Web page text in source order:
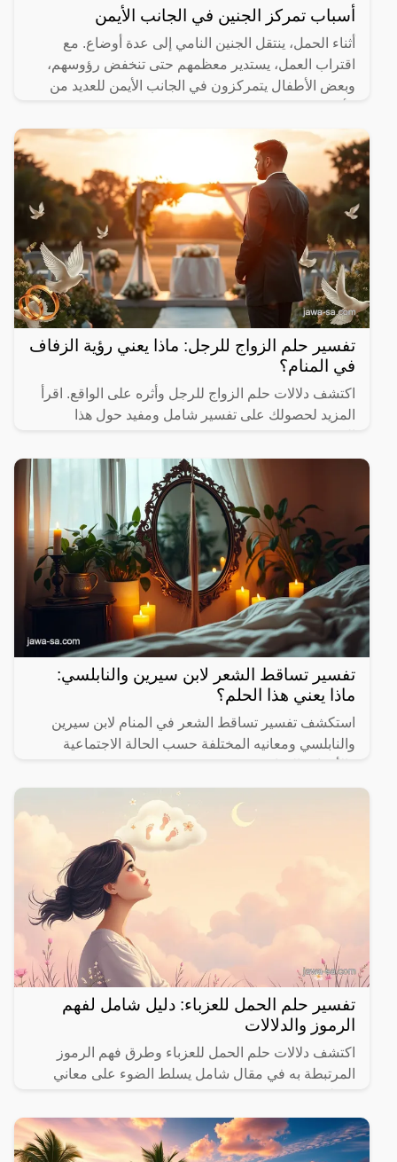
أسباب تمركز الجنين في الجانب الأيمن
أثناء الحمل، ينتقل الجنين النامي إلى عدة أوضاع. مع
اقتراب العمل، يستدير معظمهم حتى تنخفض رؤوسهم،
وبعض الأطفال يتمركزون في الجانب الأيمن للعديد من
تفسير حلم الزواج للرجل: ماذا يعني رؤية الزفاف
في المنام؟
اكتشف دلالات حلم الزواج للرجل وأثره على الواقع. اقرأ
المزيد لحصولك على تفسير شامل ومفيد حول هذا
تفسير تساقط الشعر لابن سيرين والنابلسي:
ماذا يعني هذا الحلم؟
استكشف تفسير تساقط الشعر في المنام لابن سيرين
والنابلسي ومعانيه المختلفة حسب الحالة الاجتماعية
تفسير حلم الحمل للعزباء: دليل شامل لفهم
الرموز والدلالات
اكتشف دلالات حلم الحمل للعزباء وطرق فهم الرموز
المرتبطة به في مقال شامل يسلط الضوء على معاني